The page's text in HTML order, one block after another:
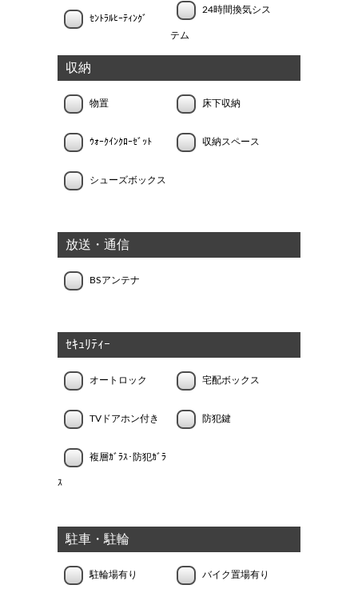
ｾﾝﾄﾗﾙﾋｰﾃｨﾝｸﾞ
24時間換気シス
テム
収納
物置 床下収納
ｳｫｰｸｲﾝｸﾛｰｾﾞｯﾄ 収納スペース
シューズボックス
放送・通信
BSアンテナ
ｾｷｭﾘﾃｨｰ
オートロック 宅配ボックス
TVドアホン付き 防犯鍵
複層ｶﾞﾗｽ･防犯ｶﾞﾗ
ｽ
駐車・駐輪
駐輪場有り バイク置場有り